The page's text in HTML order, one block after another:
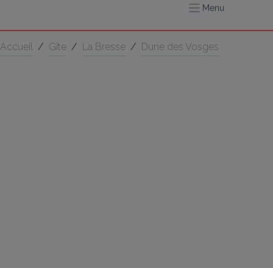
Menu
Accueil / Gîte / La Bresse / Dune des Vosges